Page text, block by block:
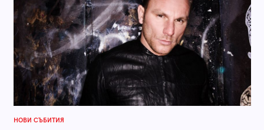
НОВИ СЪБИТИЯ